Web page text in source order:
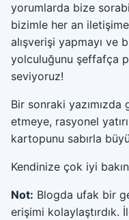
yorumlarda bize
bizimle her an
alışverişi yapmayı ve
yolculuğunu şeffafça
seviyoruz!
Bir sonraki
etmeye, rasyonel
kartopunu sabırla
Kendinize çok iyi
Not: Blogda ufak bir
erişimi kolaylaştırdık.